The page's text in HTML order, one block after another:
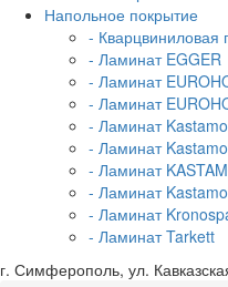
Напольное покрытие
- Кварцвиниловая
- Ламинат EGGER
- Ламинат
- Ламинат
- Ламинат
- Ламинат
- Ламинат
- Ламинат
- Ламинат
- Ламинат Tarkett
г. Симферополь, ул.